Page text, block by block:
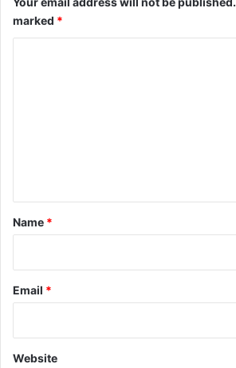
marked *
*
Name *
Email *
Website